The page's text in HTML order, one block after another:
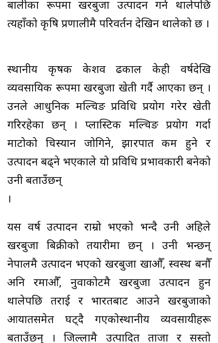
बालीका रूपमा खरबुजा उत्पादन गर्न थालेपछि
त्यहाँको कृषि प्रणालीमै परिवर्तन देखिन थालेको छ ।
स्थानीय कृषक केशव ढकाल केही वर्षदेखि
व्यवसायिक रूपमा खरबुजा खेती गर्दै आएका छन् ।
उनले आधुनिक मल्चिङ प्रविधि प्रयोग गरेर खेती
गरिरहेका छन् । प्लास्टिक मल्चिङ प्रयोग गर्दा
माटोको चिस्यान जोगिने, झारपात कम हुने र
उत्पादन बढ्ने भएकाले यो प्रविधि प्रभावकारी बनेको
उनी बताउँछन्
।
यस वर्ष उत्पादन राम्रो भएको भन्दै उनी अहिले
खरबुजा बिक्रीको तयारीमा छन् । उनी भन्छन्
नेपालमै उत्पादन भएको खरबुजा खाऔँ, स्वस्थ बनौँ
अनि रमाऔँ, नुवाकोटमै खरबुजा उत्पादन हुन
थालेपछि तराई र भारतबाट आउने खरबुजाको
आयातसमेत घट्दै गएकोस्थानीय व्यवसायीहरू
बताउँछन् । जिल्लामै उत्पादित ताजा र सस्तो